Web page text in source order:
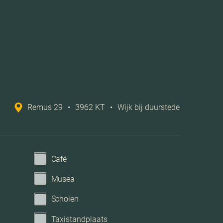
2015
glasvezel kabel, zonnepanelen, natuurlijke
Remus 29 • 3962 KT • Wijk bij duurstede
Café
Musea
Scholen
Taxistandplaats